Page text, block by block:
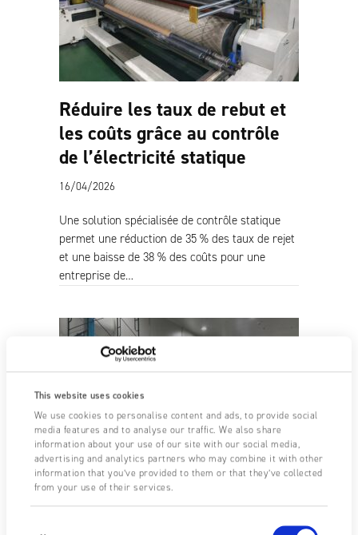
This website uses cookies
We use cookies to personalise content and ads, to provide social
media features and to analyse our traffic. We also share
information about your use of our site with our social media,
advertising and analytics partners who may combine it with other
information that you’ve provided to them or that they’ve collected
from your use of their services.
Réduire les taux de rebut et
les coûts grâce au contrôle
de l’électricité statique
16/04/2026
Une solution spécialisée de contrôle statique
permet une réduction de 35 % des taux de rejet
et une baisse de 38 % des coûts pour une
entreprise de…